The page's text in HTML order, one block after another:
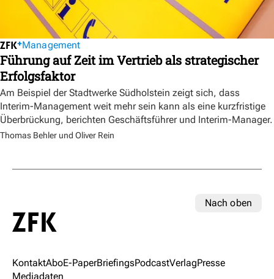
Management
Führung auf Zeit im Vertrieb als strategischer
Erfolgsfaktor
Am Beispiel der Stadtwerke Südholstein zeigt sich, dass
Interim-Management weit mehr sein kann als eine kurzfristige
Überbrückung, berichten Geschäftsführer und Interim-Manager.
Thomas Behler und Oliver Rein
Nach oben
KontaktAboE-PaperBriefingsPodcastVerlagPresse
Mediadaten